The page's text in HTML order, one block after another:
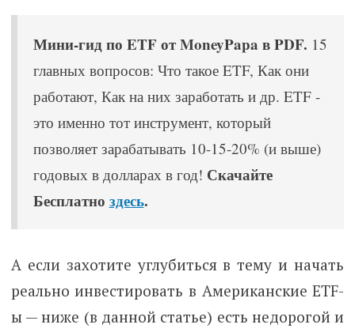
Мини-гид по ETF от MoneyPapa в PDF. 15
главных вопросов: Что такое ETF, Как они
работают, Как на них заработать и др. ETF -
это именно тот инструмент, который
позволяет зарабатывать 10-15-20% (и выше)
годовых в долларах в год! Скачайте
Бесплатно здесь.
А если захотите углубиться в тему и начать
реально инвестировать в Американские ETF-
ы — ниже (в данной статье) есть недорогой и